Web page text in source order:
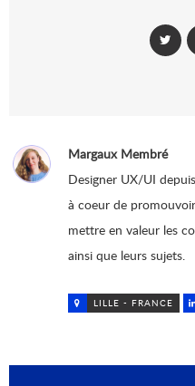
Margaux Membré
Designer UX/UI
à coeur de
mettre en valeur les
ainsi que leurs sujets.
LILLE - FRANCE